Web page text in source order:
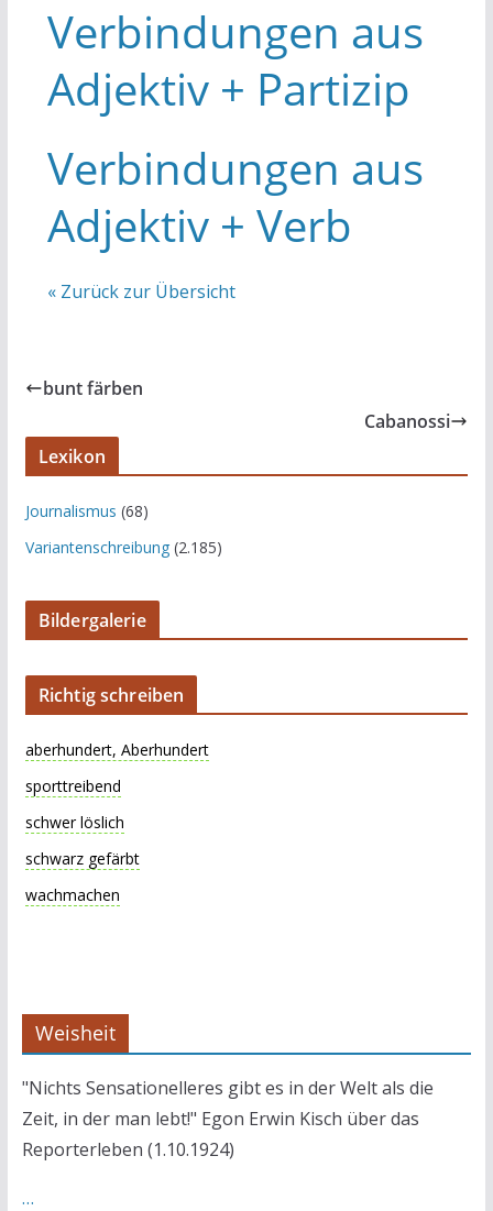
Verbindungen aus
Adjektiv + Partizip
Verbindungen aus
Adjektiv + Verb
« Zurück zur Übersicht
bunt färben
Cabanossi
Lexikon
Journalismus (68)
Variantenschreibung(2.185)
Bildergalerie
Richtig schreiben
aberhundert, Aberhundert
sporttreibend
schwer löslich
schwarz gefärbt
wachmachen
Weisheit
"Nichts Sensationelleres gibt es in der Welt als die
Zeit, in der man lebt!" Egon Erwin Kisch über das
Reporterleben (1.10.1924)
…